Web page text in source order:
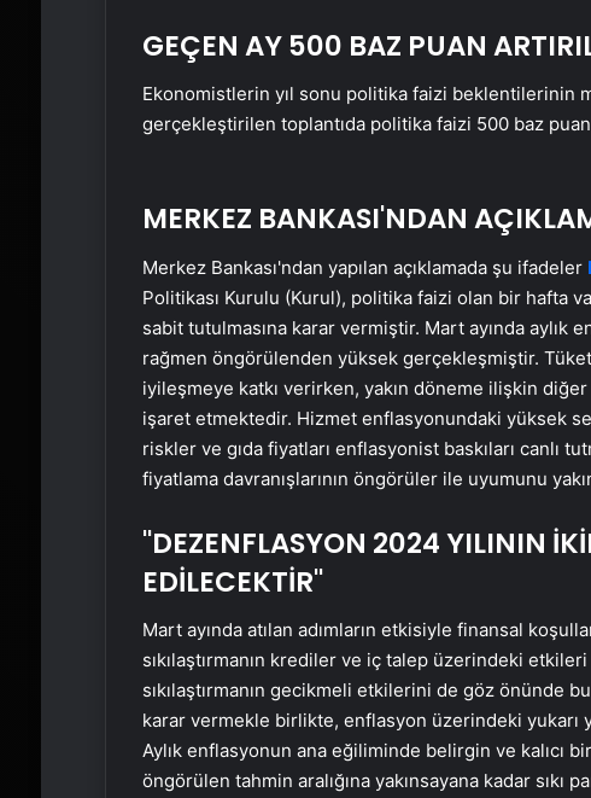
GEÇEN AY 500 BAZ PUAN
Ekonomistlerin yıl sonu politika faizi beklentilerinin
gerçekleştirilen toplantıda politika faizi 500 baz puan
MERKEZ BANKASI'NDAN
Merkez Bankası'ndan yapılan açıklamada şu ifadeler
Politikası Kurulu (Kurul), politika faizi olan bir hafta
sabit tutulmasına karar vermiştir. Mart ayında aylık
rağmen öngörülenden yüksek gerçekleşmiştir.
iyileşmeye katkı verirken, yakın döneme ilişkin
işaret etmektedir. Hizmet enflasyonundaki yüksek
riskler ve gıda fiyatları enflasyonist baskıları canlı
fiyatlama davranışlarının öngörüler ile uyumunu
"DEZENFLASYON 2024 YILININ
EDİLECEKTİR"
Mart ayında atılan adımların etkisiyle finansal
sıkılaştırmanın krediler ve iç talep üzerindeki
sıkılaştırmanın gecikmeli etkilerini de göz önünde
karar vermekle birlikte, enflasyon üzerindeki
Aylık enflasyonun ana eğiliminde belirgin ve kalıcı
öngörülen tahmin aralığına yakınsayana kadar